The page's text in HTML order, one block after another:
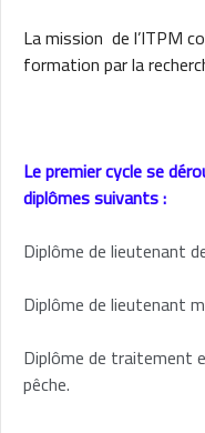
La mission de l’ITPM
formation par la
Le premier cycle se
diplômes suivants :
Diplôme de lieutenant
Diplôme de lieutenant
Diplôme de traitement
pêche.